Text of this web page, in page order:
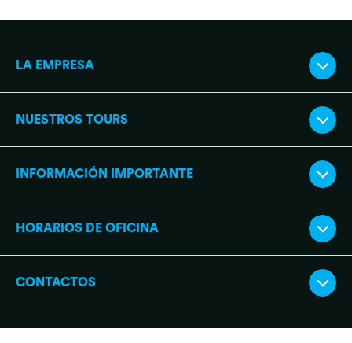
LA EMPRESA
NUESTROS TOURS
INFORMACIÓN IMPORTANTE
HORARIOS DE OFICINA
CONTACTOS